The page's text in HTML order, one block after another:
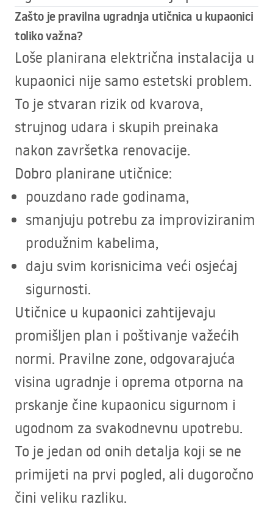
Zašto je pravilna ugradnja utičnica u kupaonici
toliko važna?
Loše planirana električna instalacija u
kupaonici nije samo estetski problem.
To je stvaran rizik od kvarova,
strujnog udara i skupih preinaka
nakon završetka renovacije.
Dobro planirane utičnice:
pouzdano rade godinama,
smanjuju potrebu za improviziranim
produžnim kabelima,
daju svim korisnicima veći osjećaj
sigurnosti.
Utičnice u kupaonici zahtijevaju
promišljen plan i poštivanje važećih
normi. Pravilne zone, odgovarajuća
visina ugradnje i oprema otporna na
prskanje čine kupaonicu sigurnom i
ugodnom za svakodnevnu upotrebu.
To je jedan od onih detalja koji se ne
primijeti na prvi pogled, ali dugoročno
čini veliku razliku.